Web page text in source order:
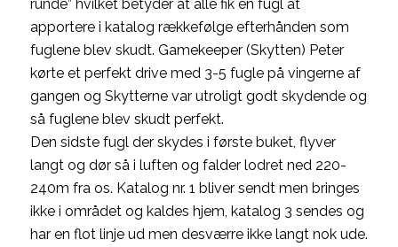
runde” hvilket betyder at alle fik en fugl at
apportere i katalog rækkefølge efterhånden som
fuglene blev skudt. Gamekeeper (Skytten) Peter
kørte et perfekt drive med 3-5 fugle på vingerne af
gangen og Skytterne var utroligt godt skydende og
så fuglene blev skudt perfekt.
Den sidste fugl der skydes i første buket, flyver
langt og dør så i luften og falder lodret ned 220-
240m fra os. Katalog nr. 1 bliver sendt men bringes
ikke i området og kaldes hjem, katalog 3 sendes og
har en flot linje ud men desværre ikke langt nok ude.